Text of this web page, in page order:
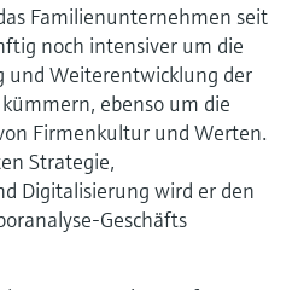
Familienunternehmen seit
noch intensiver um die
und Weiterentwicklung der
ebenso um die
Firmenkultur und Werten.
Strategie,
Digitalisierung wird er den
Geschäfts